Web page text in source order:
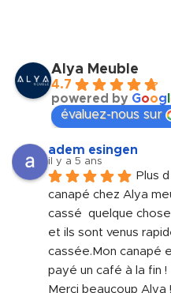
Alya Meuble
4.7
powered by Goog
évaluez-nous sur
adem esingen
il y a 5 ans
Plus
canapé chez Alya
cassé  quelque
et ils sont venus
cassée.Mon canapé
payé un café à la fin !
Merci beaucoup Alya